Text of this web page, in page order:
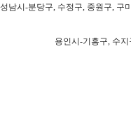
성남시-분당구, 수정구, 중원구, 구
용인시-기흥구, 수